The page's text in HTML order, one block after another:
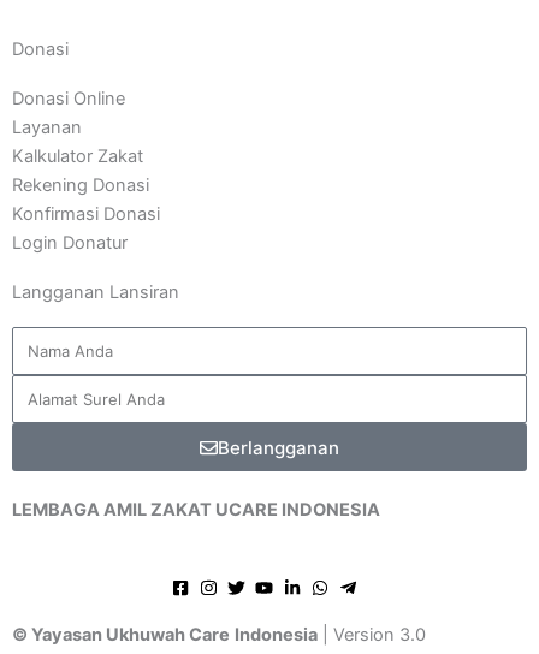
Donasi
Donasi Online
Layanan
Kalkulator Zakat
Rekening Donasi
Konfirmasi Donasi
Login Donatur
Langganan Lansiran
Berlangganan
LEMBAGA AMIL ZAKAT UCARE INDONESIA
© Yayasan Ukhuwah Care Indonesia | Version 3.0